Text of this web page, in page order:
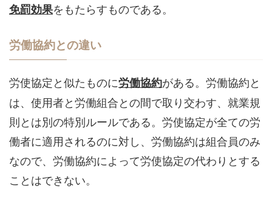
免罰効果をもたらすものである。
労働協約との違い
労使協定と似たものに労働協約がある。労働協約と
は、使用者と労働組合との間で取り交わす、就業規
則とは別の特別ルールである。労使協定が全ての労
働者に適用されるのに対し、労働協約は組合員のみ
なので、労働協約によって労使協定の代わりとする
ことはできない。